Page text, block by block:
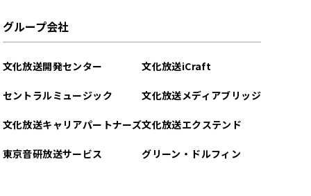
グループ会社
文化放送開発センター
セントラルミュージック
文化放送キャリアパートナーズ
東京音研放送サービス
文化放送iCraft
文化放送メディアブリッジ
文化放送エクステンド
グリーン・ドルフィン